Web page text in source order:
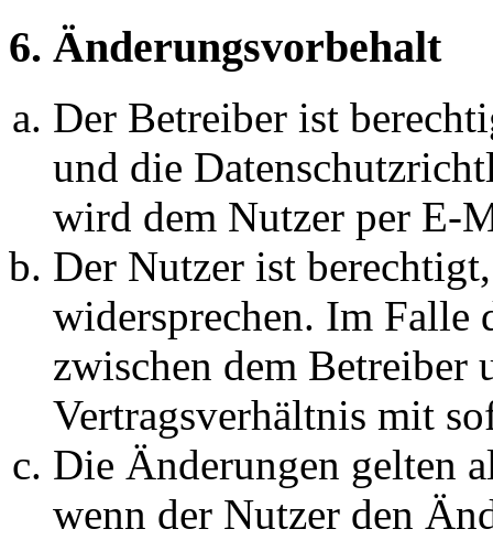
6. Änderungsvorbehalt
Der Betreiber ist
und die
wird dem Nutzer per E-
Der Nutzer ist
widersprechen. Im Falle
zwischen dem Betreiber
Vertragsverhältnis mit
Die Änderungen gelten
wenn der Nutzer den